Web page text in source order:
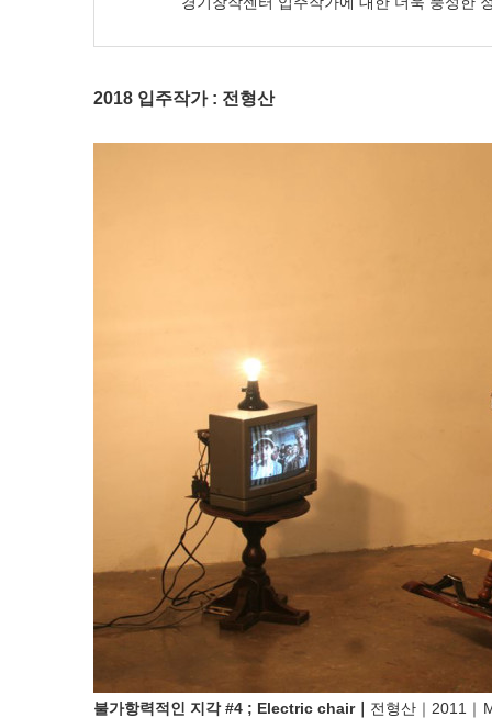
2018 입주작가 : 전형산
불가항력적인 지각 #4 ; Electric chair｜ 전형산｜2011｜